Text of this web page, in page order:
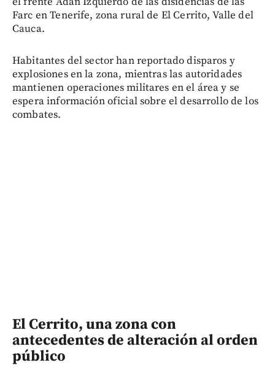
Farc en Tenerife, zona rural de El Cerrito, Valle del
Cauca.
Habitantes del sector han reportado disparos y
explosiones en la zona, mientras las autoridades
mantienen operaciones militares en el área y se
espera información oficial sobre el desarrollo de los
combates.
El Cerrito, una zona con
antecedentes de alteración al orden
público